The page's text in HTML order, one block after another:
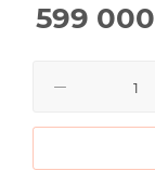
599 000